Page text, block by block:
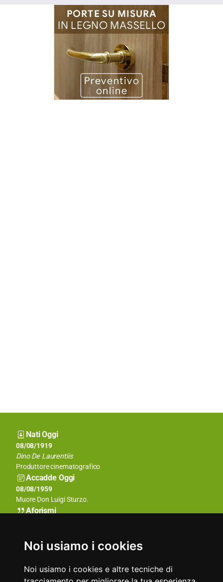
Noi usiamo i cookies
Noi usiamo i cookies e altre tecniche di
Nati Oggi
08/08/1953
Nigel Mansell
Pilota automobilistico britannico
08/08/1919
Dino De Laurentiis
Produttore cinematografico
Accadde Oggi
08/08/1974
Richard Nixon annuncia in diretta TV le dimissioni da presidente
USA per lo scandalo Watergate.
08/08/1959
Muore Don Luigi Sturzo.
Aforismi
critica.
Luciano Pavarotti